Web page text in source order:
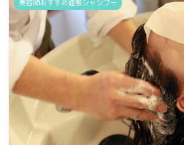
美容師おすすめ通販シャンプー